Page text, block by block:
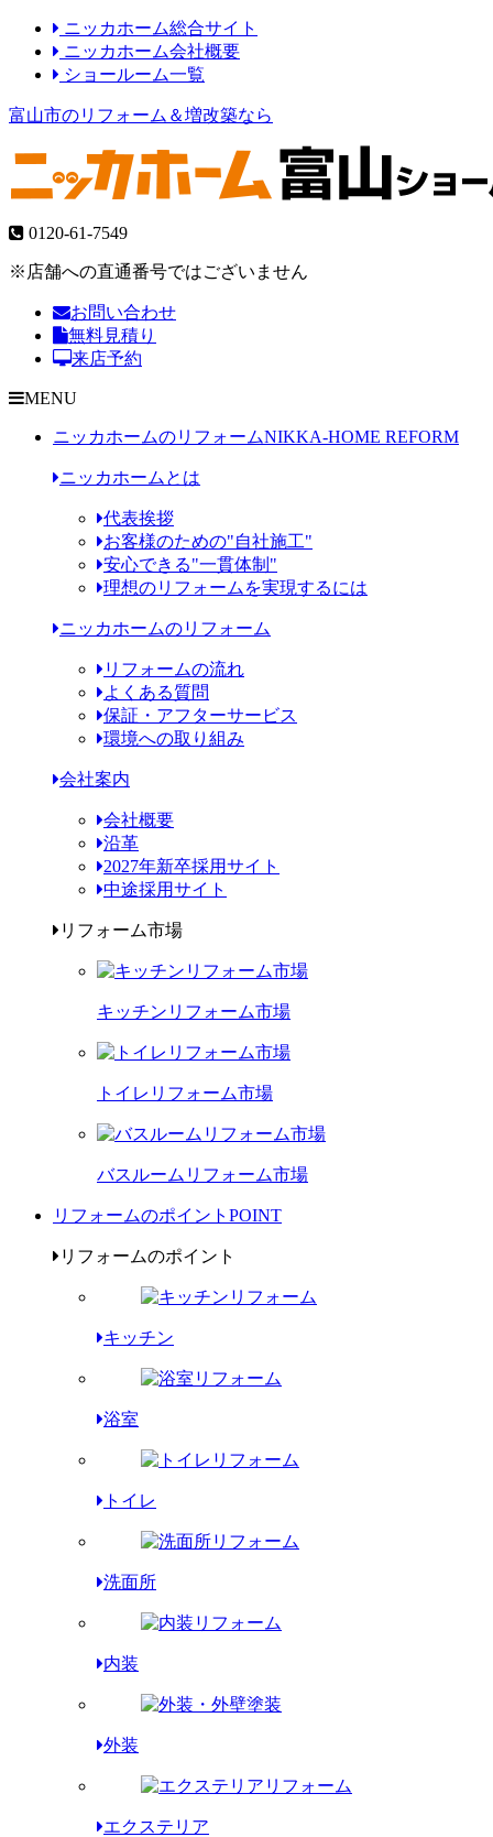
ニッカホーム総合サイト
ニッカホーム会社概要
ショールーム一覧
富山市のリフォーム＆増改築なら
0120-61-7549
※店舗への直通番号ではございません
お問い合わせ
無料見積り
来店予約
MENU
ニッカホームのリフォームNIKKA-HOME REFORM
ニッカホームとは
代表挨拶
お客様のための"自社施工"
安心できる"一貫体制"
理想のリフォームを実現するには
ニッカホームのリフォーム
リフォームの流れ
よくある質問
保証・アフターサービス
環境への取り組み
会社案内
会社概要
沿革
2027年新卒採用サイト
中途採用サイト
リフォーム市場
キッチンリフォーム市場
トイレリフォーム市場
バスルームリフォーム市場
リフォームのポイント POINT
リフォームのポイント
キッチン
浴室
トイレ
洗面所
内装
外装
エクステリア